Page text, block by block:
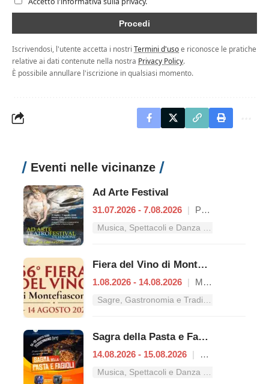
Iscrivendosi, l'utente accetta i nostri Termini d'usoe riconosce le pratiche
relative ai dati contenute nella nostra Privacy Policy.
È possibile annullare l'iscrizione in qualsiasi momento.
Eventi nelle vicinanze
Ad Arte Festival
31.07.2026 - 7.08.2026 | Proceno
Musica, Spettacoli e Danza nel Lazio
Fiera del Vino di Montefiascone
1.08.2026 - 14.08.2026 | Montefiascone
Sagre, Gastronomia e Tradizioni nel Lazio
Sagra della Pasta e Fagioli
14.08.2026 - 15.08.2026 |
Musica, Spettacoli e Danza nel Lazio